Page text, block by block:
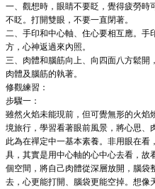
一、觀想時，眼睛不要眨，覺得疲勞時
不眨。打開雙眼，不要一直閉著。
二、手印和中心軸、住心要相互應。手
方，心神返過來內照。
三、肉體和腦筋向上、向四面八方鬆開
肉體及腦筋的執著。
修觀練習：
步驟一：
雖然火焰未能現前，但可覺無形的火焰
境旅行，學習看著眼前風景，將心思、
此為在禪定中一基本素養。非用眼在
具，其實是用中心軸的心中心去看，故
個空間，將自己肉體從深層放開，腦袋
去，心更能打開、腦袋更能空掉。想像